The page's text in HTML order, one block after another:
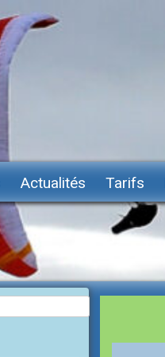
Actualités Tarifs